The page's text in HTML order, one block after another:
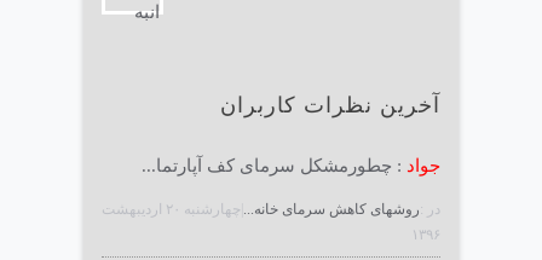
آخرین نظرات کاربران
جواد : چطورمشکل سرمای کف آپارتما...
در :روشهای کاهش سرمای خانه...
|چهارشنبه ۲۰ ارديبهشت
۱۳۹۶